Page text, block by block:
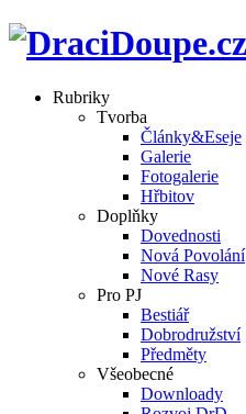
Rubriky
Tvorba
Články&Eseje
Galerie
Fotogalerie
Hřbitov
Doplňky
Dovednosti
Nová Povolání
Nové Rasy
Pro PJ
Bestiář
Dobrodružství
Předměty
Všeobecné
Downloady